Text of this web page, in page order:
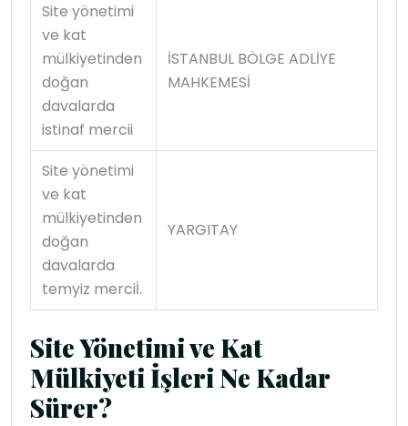
Site yönetimi
ve kat
mülkiyetinden
doğan
davalarda
istinaf mercii
İSTANBUL BÖLGE ADLİYE
MAHKEMESİ
Site yönetimi
ve kat
mülkiyetinden
doğan
davalarda
temyiz merciİ.
YARGITAY
Site Yönetimi ve Kat
Mülkiyeti İşleri Ne Kadar
Sürer?